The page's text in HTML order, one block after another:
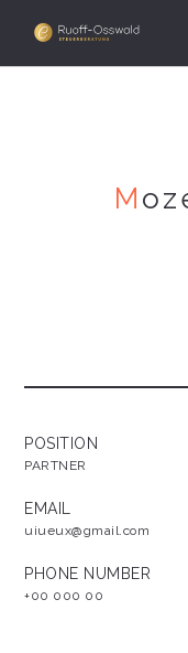
M
POSITION
PARTNER
EMAIL
uiueux@gmail.com
PHONE NUMBER
+00 000 00